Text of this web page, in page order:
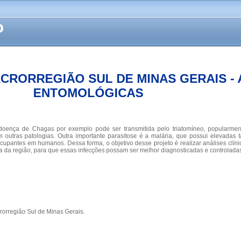
SUL DE MINAS GERAIS -
ENTOMOLÓGICAS
de Chagas por exemplo pode ser transmitida pelo triatomíneo,
outras patologias. Outra importante parasitose é a malária, que possui
em humanos. Dessa forma, o objetivo desse projeto é realizar análises
região, para que essas infecções possam ser melhor diagnosticadas e
Sul de Minas Gerais.